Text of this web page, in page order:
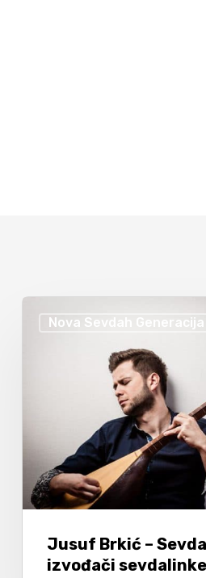
Nova Sevdah Generacija
Jusuf Brkić –
izvođači